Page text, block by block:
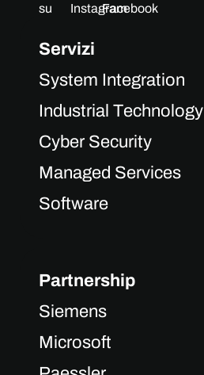
Servizi
System Integration
Industrial Technology
Cyber Security
Managed Services
Software
Partnership
Siemens
Microsoft